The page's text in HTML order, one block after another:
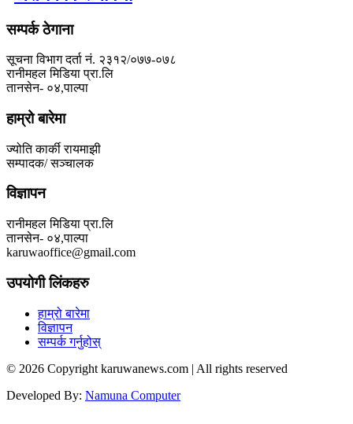
सम्पर्क ठेगाना
सूचना विभाग दर्ता नं. २३१२/०७७-०७८
रानीमहल मिडिया प्रा.लि
तानसेन- ०४,पाल्पा
हाम्रो बारेमा
ज्योति कार्की रायमाझी
सम्पादक/ सञ्चालक
विज्ञापन
रानीमहल मिडिया प्रा.लि
तानसेन- ०४,पाल्पा
karuwaoffice@gmail.com
उपयोगी लिंकहरु
हाम्रो बारेमा
विज्ञापन
सम्पर्क गर्नुहोस्
© 2026 Copyright karuwanews.com | All rights reserved
Developed By: Namuna Computer